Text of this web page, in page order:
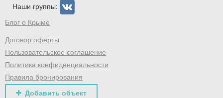
Наши группы:
Блог о Крыме
Договор оферты
Пользовательское соглашение
Политика конфиденциальности
Правила бронирования
Добавить объект